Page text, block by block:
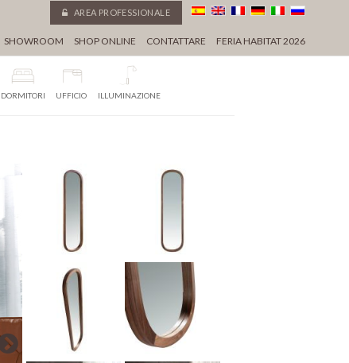
AREA PROFESSIONALE
SHOWROOM SHOP ONLINE CONTATTARE FERIA HABITAT 2026
DORMITORI UFFICIO ILLUMINAZIONE